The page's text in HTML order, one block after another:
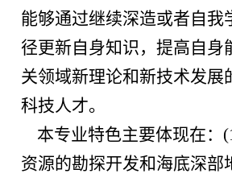
能够通过继续深造或者自我
径更新自身知识，提高自身
关领域新理论和新技术发展
科技人才。
本专业特色主要体现在：
资源的勘探开发和海底深部